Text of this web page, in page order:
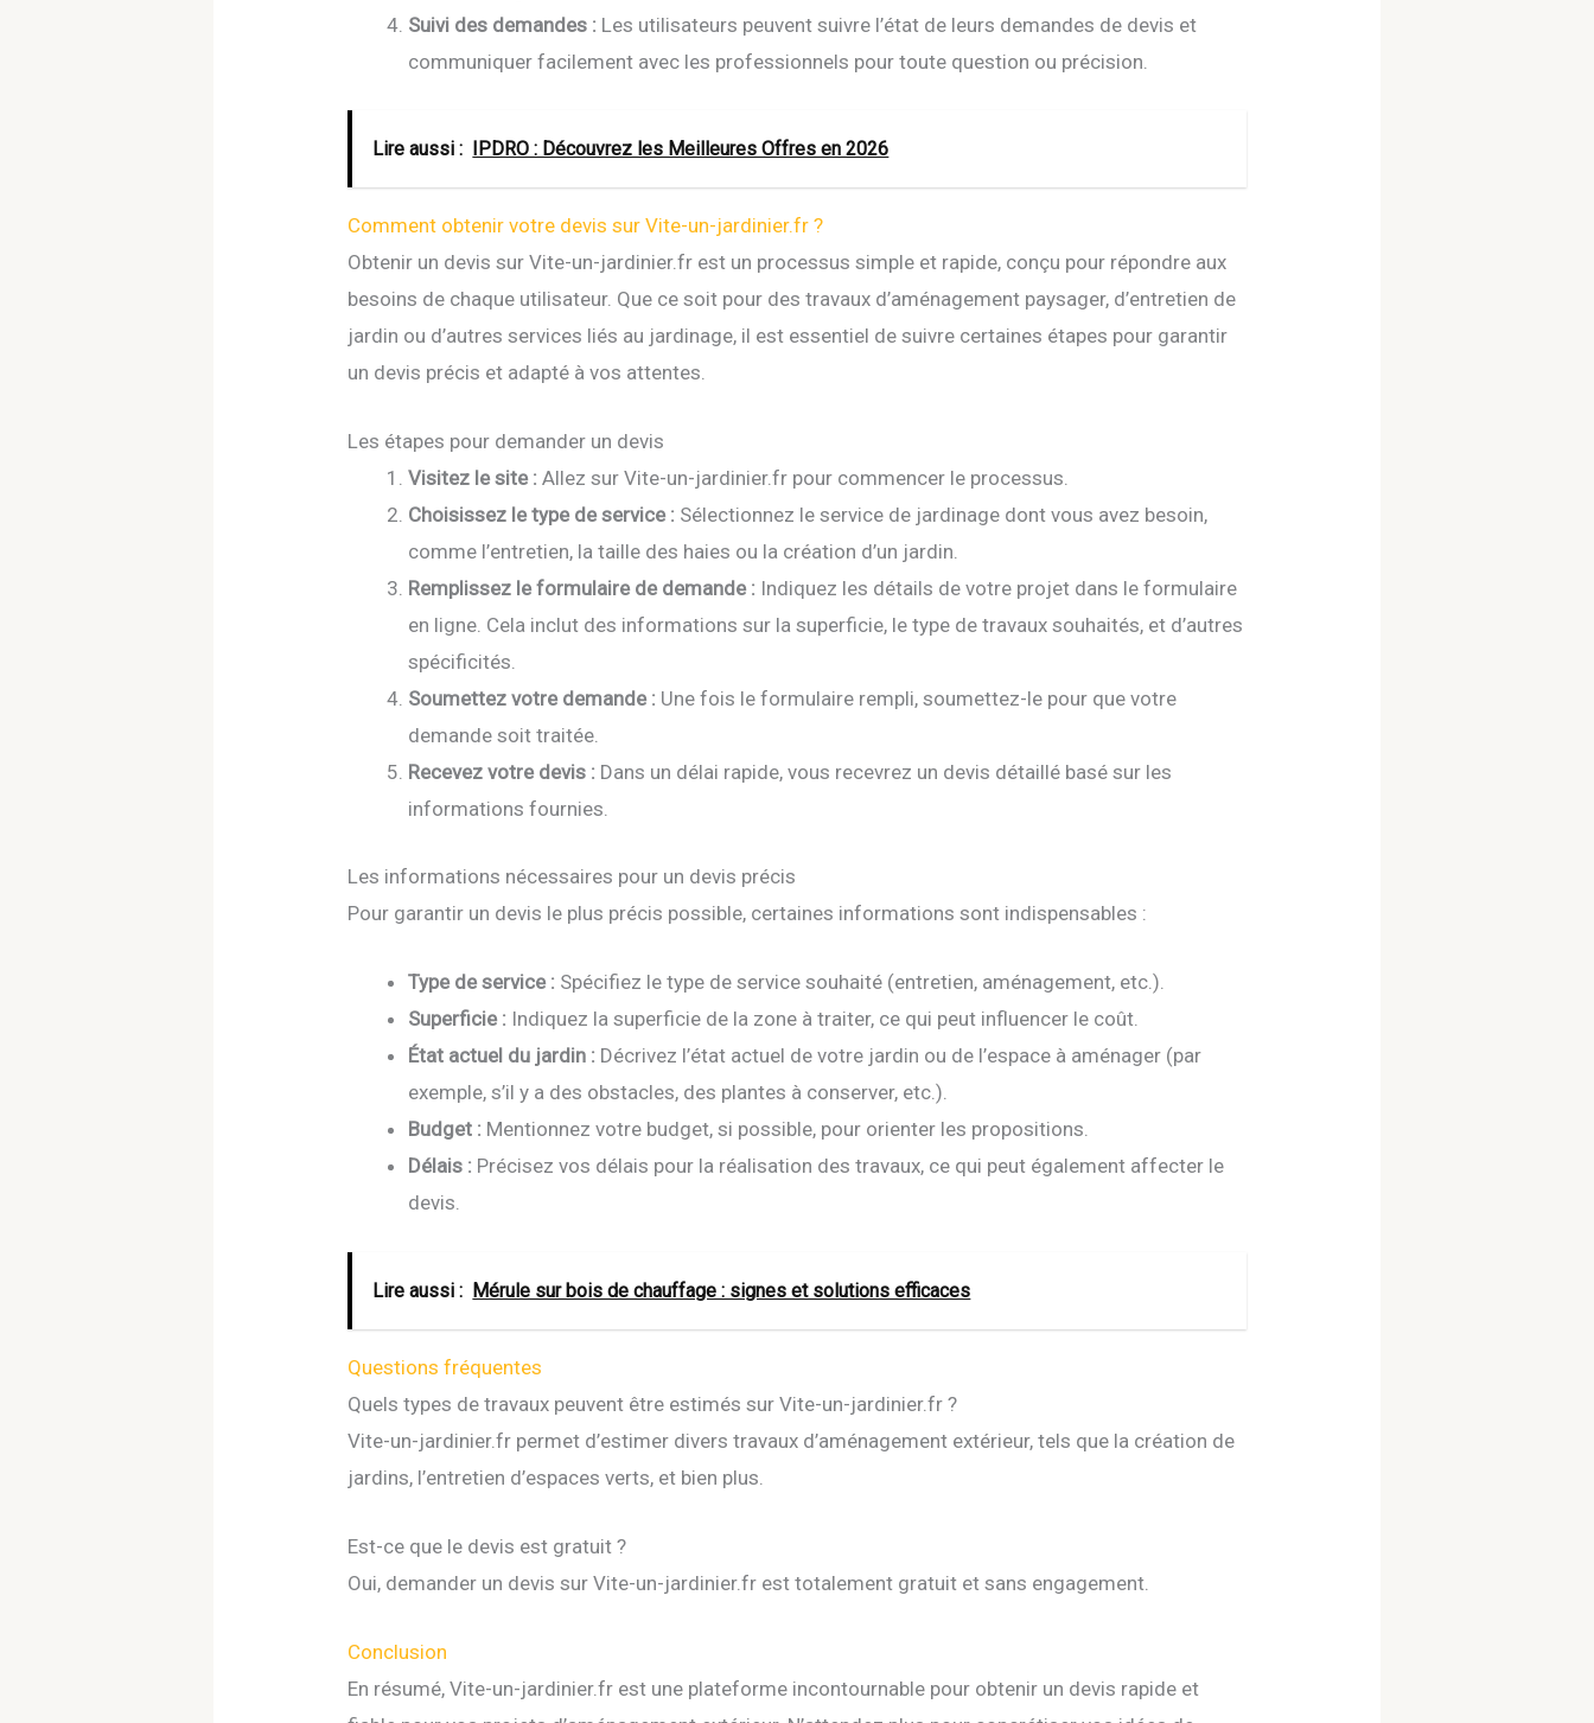
Suivi des demandes : Les utilisateurs peuvent suivre l’état de leurs demandes de devis et
communiquer facilement avec les professionnels pour toute question ou précision.
Lire aussi : IPDRO : Découvrez les Meilleures Offres en 2026
Comment obtenir votre devis sur Vite-un-jardinier.fr ?
Obtenir un devis sur Vite-un-jardinier.fr est un processus simple et rapide, conçu pour répondre aux
besoins de chaque utilisateur. Que ce soit pour des travaux d’aménagement paysager, d’entretien de
jardin ou d’autres services liés au jardinage, il est essentiel de suivre certaines étapes pour garantir
un devis précis et adapté à vos attentes.
Les étapes pour demander un devis
Visitez le site : Allez sur Vite-un-jardinier.fr pour commencer le processus.
Choisissez le type de service : Sélectionnez le service de jardinage dont vous avez besoin,
comme l’entretien, la taille des haies ou la création d’un jardin.
Remplissez le formulaire de demande : Indiquez les détails de votre projet dans le formulaire
en ligne. Cela inclut des informations sur la superficie, le type de travaux souhaités, et d’autres
spécificités.
Soumettez votre demande : Une fois le formulaire rempli, soumettez-le pour que votre
demande soit traitée.
Recevez votre devis : Dans un délai rapide, vous recevrez un devis détaillé basé sur les
informations fournies.
Les informations nécessaires pour un devis précis
Pour garantir un devis le plus précis possible, certaines informations sont indispensables :
Type de service : Spécifiez le type de service souhaité (entretien, aménagement, etc.).
Superficie : Indiquez la superficie de la zone à traiter, ce qui peut influencer le coût.
État actuel du jardin : Décrivez l’état actuel de votre jardin ou de l’espace à aménager (par
exemple, s’il y a des obstacles, des plantes à conserver, etc.).
Budget : Mentionnez votre budget, si possible, pour orienter les propositions.
Délais : Précisez vos délais pour la réalisation des travaux, ce qui peut également affecter le
devis.
Lire aussi : Mérule sur bois de chauffage : signes et solutions efficaces
Questions fréquentes
Quels types de travaux peuvent être estimés sur Vite-un-jardinier.fr ?
Vite-un-jardinier.fr permet d’estimer divers travaux d’aménagement extérieur, tels que la création de
jardins, l’entretien d’espaces verts, et bien plus.
Est-ce que le devis est gratuit ?
Oui, demander un devis sur Vite-un-jardinier.fr est totalement gratuit et sans engagement.
Conclusion
En résumé, Vite-un-jardinier.fr est une plateforme incontournable pour obtenir un devis rapide et